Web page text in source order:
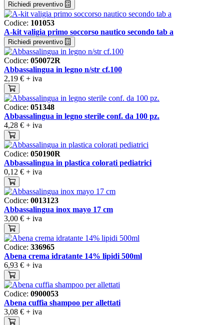
Richiedi preventivo
Codice: 101053
A-kit valigia primo soccorso nautico secondo tab a
Richiedi preventivo
Codice: 050072R
Abbassalingua in legno n/str cf.100
2,19 € + iva
Codice: 051348
Abbassalingua in legno sterile conf. da 100 pz.
4,28 € + iva
Codice: 050190R
Abbassalingua in plastica colorati pediatrici
0,12 € + iva
Codice: 0013123
Abbassalingua inox mayo 17 cm
3,00 € + iva
Codice: 336965
Abena crema idratante 14% lipidi 500ml
6,93 € + iva
Codice: 0900053
Abena cuffia shampoo per allettati
3,08 € + iva